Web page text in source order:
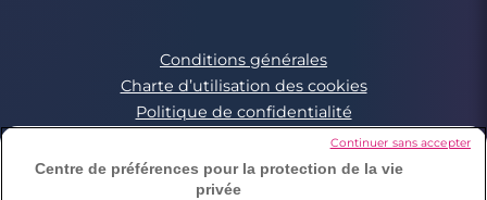
Conditions générales
Charte d’utilisation des cookies
Politique de confidentialité
Conditions Générales applicables aux Events
Signaler un contenu illégal
Centre de préférences pour la protection de la vie
privée
Continuer sans accepter